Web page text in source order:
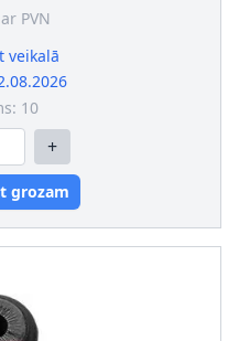
gultnis
:
ar PVN
veikalā
10
+
grozam